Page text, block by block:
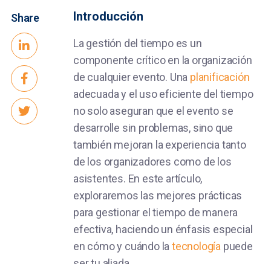
Share Introducción
La gestión del tiempo es un
componente crítico en la organización
de cualquier evento. Una planificación
adecuada y el uso eficiente del tiempo
no solo aseguran que el evento se
desarrolle sin problemas, sino que
también mejoran la experiencia tanto
de los organizadores como de los
asistentes. En este artículo,
exploraremos las mejores prácticas
para gestionar el tiempo de manera
efectiva, haciendo un énfasis especial
en cómo y cuándo latecnología puede